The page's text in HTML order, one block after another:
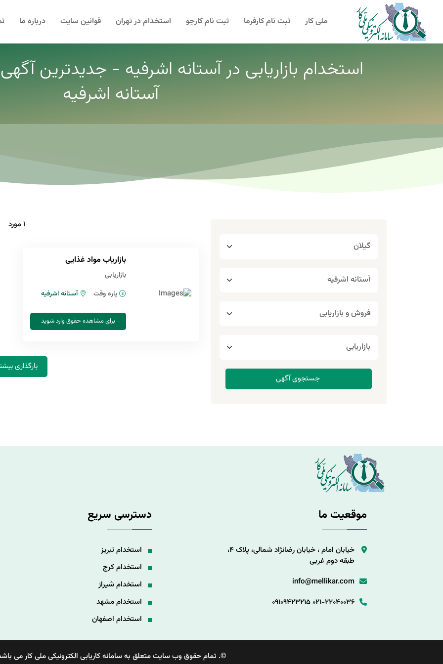
ملی کار ثبت نام کارفرما ثبت نام کارجو استخدام در تهران قوانین سایت درباره ما
استخدام بازاریابی در آستانه اشرفیه - جدیدترین
آستانه اشرفیه
1 مورد
بازاریاب مواد غذایی
بازاریابی
پاره وقت
آستانه اشرفیه
برای مشاهده حقوق وارد شوید
بارگذاری
موقعیت ما
خیابان امام ، خیابان رضانژاد شمالی، پلاک 4،
طبقه دوم غربی
info@mellikar.com
021-22040036
09109423215
دسترسی سریع
استخدام تبریز
استخدام کرج
استخدام شیراز
استخدام مشهد
استخدام اصفهان
©. تمام حقوق وب سایت متعلق به سامانه کاریابی الکترونیکی ملی کار می